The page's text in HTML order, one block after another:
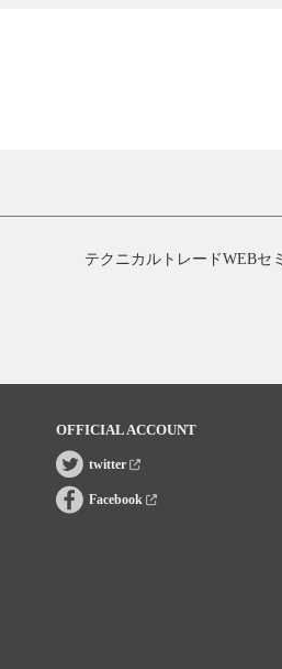
テクニカルトレードWEBセ
OFFICIAL ACCOUNT
twitter
Facebook